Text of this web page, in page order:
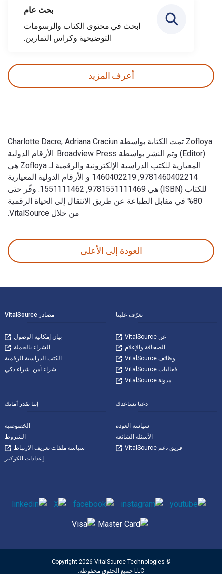
بحث عام
ابحث في محتوى الكتاب والرسومات
التوضيحية وكراس التمارين.
أعرف المزيد
Zofloya تمت الكتابة بواسطة Charlotte Dacre; Adriana Craciun
(Editor) وتم النشر بواسطة Broadview Press. الأرقام الدولية
المعيارية للكتب الدراسية الإلكترونية والرقمية لـ Zofloya هي
9781460402214, 1460402219 و الأرقام الدولية المعيارية
للكتاب (ISBN) هي 9781551111469, 1551111462. وفّر حتى
80% في مقابل الطباعة عن طريق الانتقال إلى الحياة الرقمية
من خلال VitalSource.
العودة إلى الأعلى
تعرّف علينا
عن VitalSource
الصحافة والإعلام
وظائف VitalSource
فعاليات VitalSource
مدونة VitalSource
مصادر VitalSource
بيان إمكانية الوصول
الشراء بالجملة
الكتب الدراسية الرقمية
شراء آمن. شراء ذكي
دعنا نساعدك
سياسة العودة
الأسئلة الشائعة
فريق دعم VitalSource
إننا نقدر أمانك
الخصوصية
الشروط
سياسة ملفات تعريف الارتباط
إعدادات الكوكيز
وسائل التواصل الاجتماعي
© Copyright 2026 VitalSource Technologies
LLC جميع الحقوق محفوظة.